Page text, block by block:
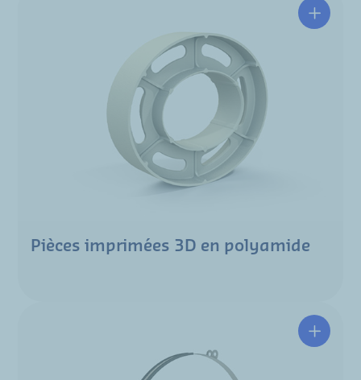
Pièces imprimées 3D en polyamide